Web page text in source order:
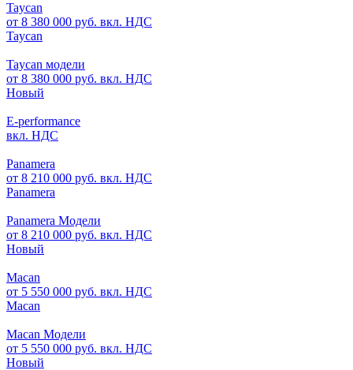
Taycan
от 8 380 000 руб. вкл. НДС
Taycan
Taycan модели
от 8 380 000 руб. вкл. НДС
Новый
E-performance
вкл. НДС
Panamera
от 8 210 000 руб. вкл. НДС
Panamera
Panamera Модели
от 8 210 000 руб. вкл. НДС
Новый
Macan
от 5 550 000 руб. вкл. НДС
Macan
Macan Модели
от 5 550 000 руб. вкл. НДС
Новый